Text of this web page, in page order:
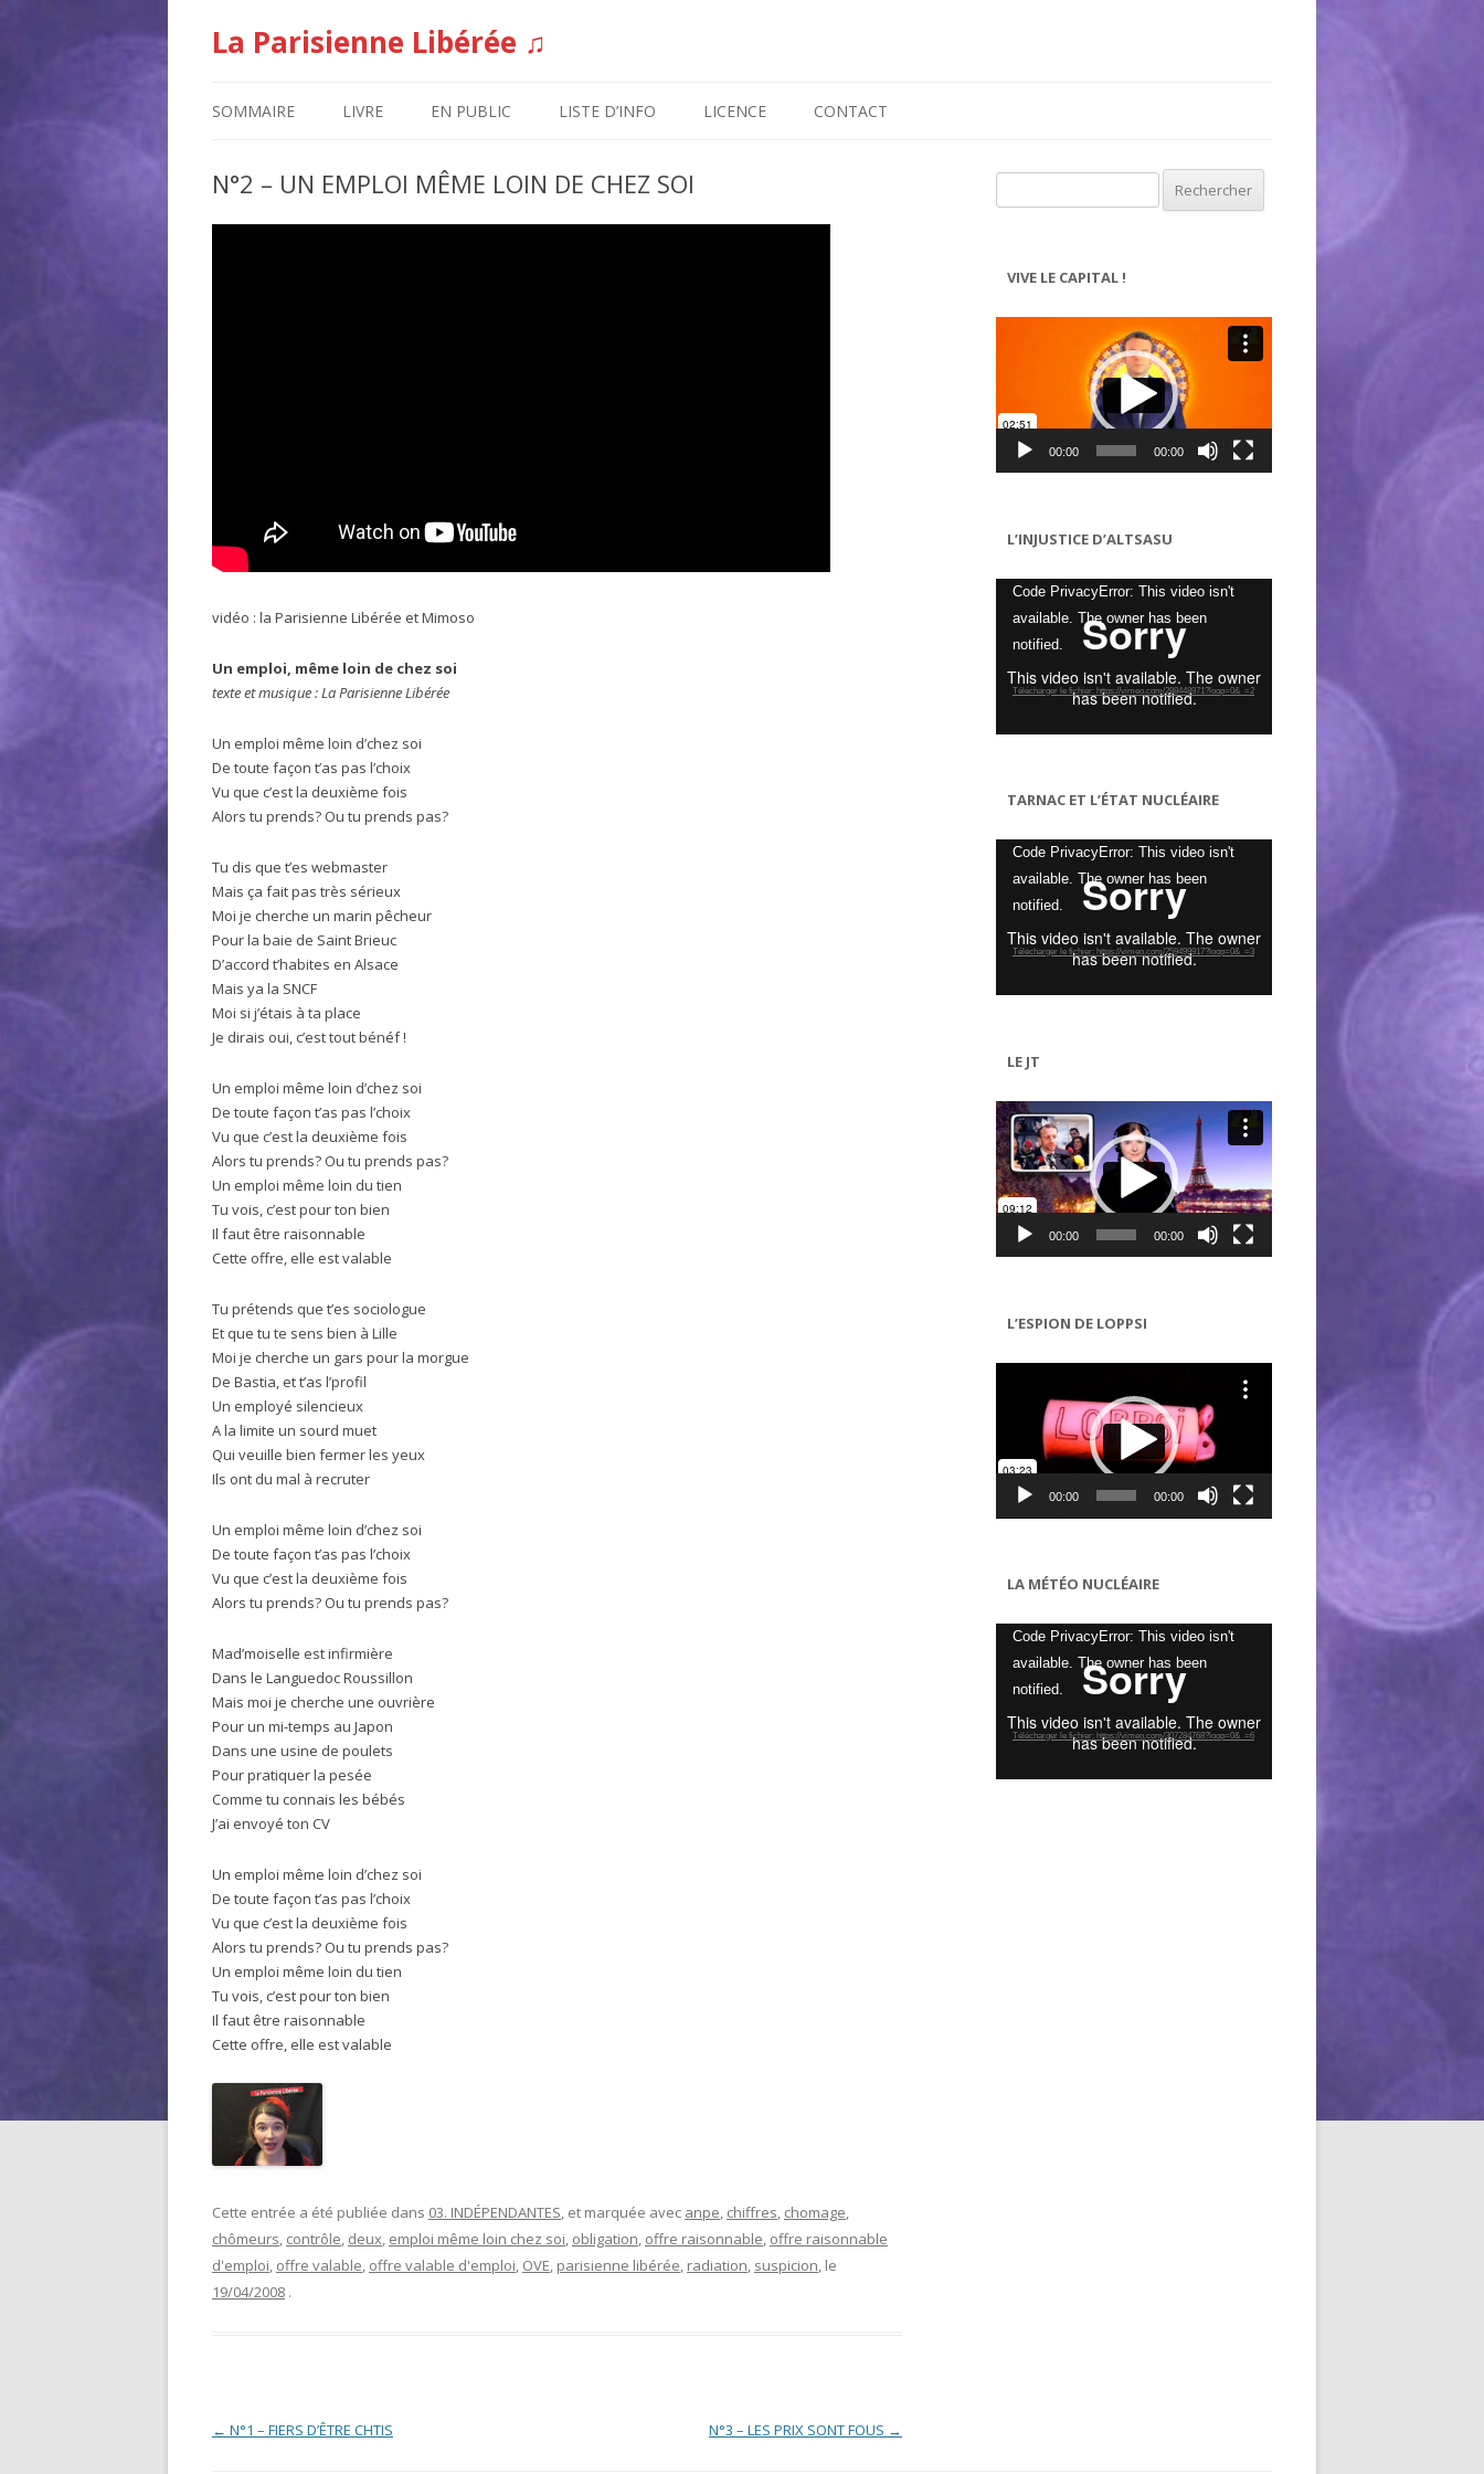
La Parisienne Libérée ♫
SOMMAIRE LIVRE EN PUBLIC LISTE D’INFO LICENCE CONTACT
N°2 – UN EMPLOI MÊME LOIN DE CHEZ SOI
vidéo : la Parisienne Libérée et Mimoso
Un emploi, même loin de chez soi
texte et musique : La Parisienne Libérée
Un emploi même loin d’chez soi
De toute façon t’as pas l’choix
Vu que c’est la deuxième fois
Alors tu prends? Ou tu prends pas?
Tu dis que t’es webmaster
Mais ça fait pas très sérieux
Moi je cherche un marin pêcheur
Pour la baie de Saint Brieuc
D’accord t’habites en Alsace
Mais ya la SNCF
Moi si j’étais à ta place
Je dirais oui, c’est tout bénéf !
Un emploi même loin d’chez soi
De toute façon t’as pas l’choix
Vu que c’est la deuxième fois
Alors tu prends? Ou tu prends pas?
Un emploi même loin du tien
Tu vois, c’est pour ton bien
Il faut être raisonnable
Cette offre, elle est valable
Tu prétends que t’es sociologue
Et que tu te sens bien à Lille
Moi je cherche un gars pour la morgue
De Bastia, et t’as l’profil
Un employé silencieux
A la limite un sourd muet
Qui veuille bien fermer les yeux
Ils ont du mal à recruter
Un emploi même loin d’chez soi
De toute façon t’as pas l’choix
Vu que c’est la deuxième fois
Alors tu prends? Ou tu prends pas?
Mad’moiselle est infirmière
Dans le Languedoc Roussillon
Mais moi je cherche une ouvrière
Pour un mi-temps au Japon
Dans une usine de poulets
Pour pratiquer la pesée
Comme tu connais les bébés
J’ai envoyé ton CV
Un emploi même loin d’chez soi
De toute façon t’as pas l’choix
Vu que c’est la deuxième fois
Alors tu prends? Ou tu prends pas?
Un emploi même loin du tien
Tu vois, c’est pour ton bien
Il faut être raisonnable
Cette offre, elle est valable
Cette entrée a été publiée dans 03. INDÉPENDANTES, et marquée avec anpe, chiffres, chomage,
chômeurs, contrôle, deux, emploi même loin chez soi, obligation, offre raisonnable, offre raisonnable
d'emploi, offre valable, offre valable d'emploi, OVE, parisienne libérée, radiation, suspicion, le
19/04/2008 .
Navigation des articles
← N°1 – FIERS D’ÊTRE CHTIS N°3 – LES PRIX SONT FOUS →
VIVE LE CAPITAL !
Lecteur
00:00 00:00
L’INJUSTICE D’ALTSASU
Lecteur
vidéo
Code PrivacyError: This video isn't
available. The owner has been
notified.
Télécharger le fichier: https://vimeo.com/288448971?loop=0&_=2
TARNAC ET L’ÉTAT NUCLÉAIRE
Lecteur
vidéo
Code PrivacyError: This video isn't
available. The owner has been
notified.
Télécharger le fichier: https://vimeo.com/259499917?loop=0&_=3
LE JT
Lecteur
vidéo
00:00 00:00
L’ESPION DE LOPPSI
Lecteur
00:00 00:00
LA MÉTÉO NUCLÉAIRE
Lecteur
vidéo
Code PrivacyError: This video isn't
available. The owner has been
notified.
Télécharger le fichier: https://vimeo.com/307284768?loop=0&_=6